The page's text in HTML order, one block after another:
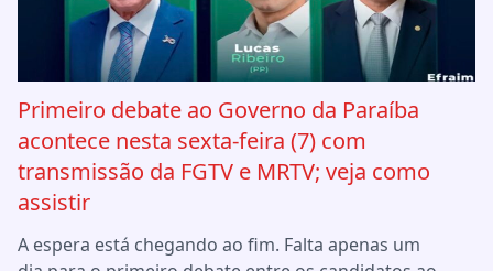
Primeiro debate ao Governo da Paraíba
acontece nesta sexta-feira (7) com
transmissão da FGTV e MRTV; veja como
assistir
A espera está chegando ao fim. Falta apenas um